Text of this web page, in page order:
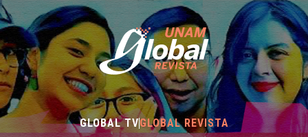
GLOBAL TVGLOBAL REVISTA